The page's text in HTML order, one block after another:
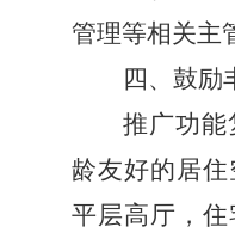
管理等相关主
四、鼓励
推广功能
龄友好的居
平层高厅，